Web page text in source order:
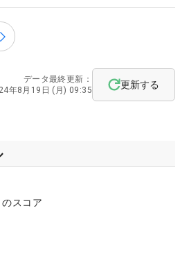
データ最終更新：
年8月19日 (月) 09:35
更新する
スコア